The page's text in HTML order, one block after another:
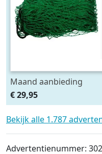
Maand aanbieding
Afdeknet 4x2 mtr maas
4.5 x 4.5 cm
€ 29,95
Bekijk alle 1.787
Advertentienummer: